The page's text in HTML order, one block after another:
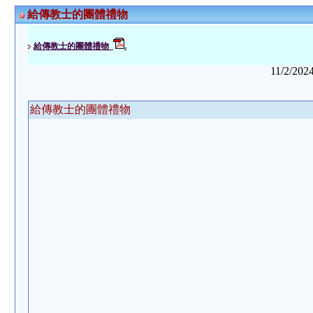
給傳教士的團體禮物
給傳教士的團體禮物 .
11/2/
給傳教士的團體禮物